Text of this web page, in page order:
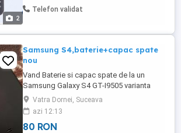
2
Telefon validat
Samsung S4,baterie+capac spate
nou
Vand Baterie si capac spate de la un
Samsung Galaxy S4 GT-I9505 varianta
Black Mist.Bateria nu a fost forjata,nu
prezinta umflaturi sau defecte si este in
stare excelenta,tine lejer o zi cu
apeluri,navigare internet,etc,iar capacul
Vatra Dornei, Suceava
azi 12:13
80 RON